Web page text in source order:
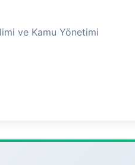
ve Kamu Yönetimi